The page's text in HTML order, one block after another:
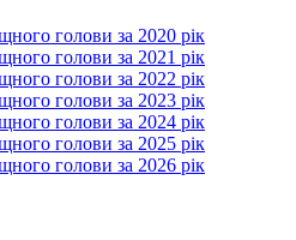
голови за 2020 рік
голови за 2021 рік
голови за 2022 рік
голови за 2023 рік
голови за 2024 рік
голови за 2025 рік
голови за 2026 рік